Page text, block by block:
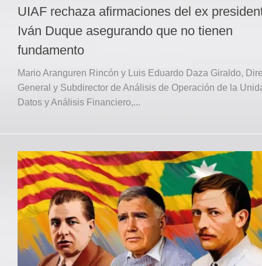
UIAF rechaza afirmaciones del ex
Iván Duque asegurando que no tienen
fundamento
Mario Aranguren Rincón y Luis Eduardo Daza Giraldo,
General y Subdirector de Análisis de Operación de la
Datos y Análisis Financiero,...